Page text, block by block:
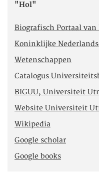
"Hol"
Biografisch Portaal van
Koninklijke
Wetenschappen
Catalogus
BIGUU, Universiteit
Website Universiteit
Wikipedia
Google scholar
Google books